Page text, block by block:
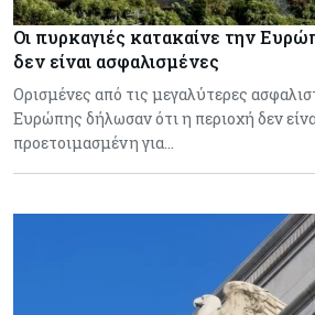
Οι πυρκαγιές κατακαίνε την
δεν είναι ασφαλισμένες
Ορισμένες από τις μεγαλύτερες
Ευρώπης δήλωσαν ότι η περιοχή δεν
προετοιμασμένη για…